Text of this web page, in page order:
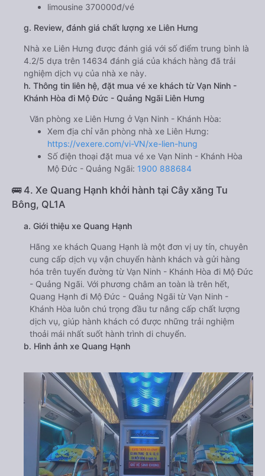
limousine 370000đ/vé
g. Review, đánh giá chất lượng xe Liên Hưng
Nhà xe Liên Hưng được đánh giá với số điểm trung bình là
4.2/5 dựa trên 14634 đánh giá của khách hàng đã trải
nghiệm dịch vụ của nhà xe này.
h. Thông tin liên hệ, đặt mua vé xe khách từ Vạn Ninh -
Khánh Hòa đi Mộ Đức - Quảng Ngãi Liên Hưng
Văn phòng xe Liên Hưng ở Vạn Ninh - Khánh Hòa:
Xem địa chỉ văn phòng nhà xe Liên Hưng:
https://vexere.com/vi-VN/xe-lien-hung
Số điện thoại đặt mua vé xe Vạn Ninh - Khánh Hòa
Mộ Đức - Quảng Ngãi: 1900 888684
🚌 4. Xe Quang Hạnh khởi hành tại Cây xăng Tu
Bông, QL1A
a. Giới thiệu xe Quang Hạnh
Hãng xe khách Quang Hạnh là một đơn vị uy tín, chuyên
cung cấp dịch vụ vận chuyển hành khách và gửi hàng
hóa trên tuyến đường từ Vạn Ninh - Khánh Hòa đi Mộ Đức
- Quảng Ngãi. Với phương châm an toàn là trên hết,
Quang Hạnh đi Mộ Đức - Quảng Ngãi từ Vạn Ninh -
Khánh Hòa luôn chú trọng đầu tư nâng cấp chất lượng
dịch vụ, giúp hành khách có được những trải nghiệm
thoải mái nhất suốt hành trình di chuyển.
b. Hình ảnh xe Quang Hạnh